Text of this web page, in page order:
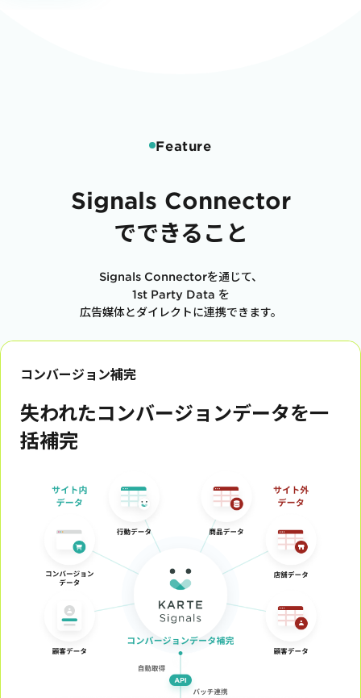
Feature
Signals Connector
でできること
Signals Connectorを通じて、
1st Party Data を
広告媒体とダイレクトに連携できます。
コンバージョン補完
失われたコンバージョンデータを一
括補完